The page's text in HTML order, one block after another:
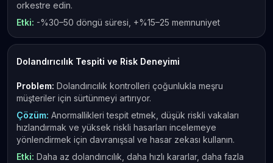
orkestre edin.
Etki: -%30–50 döngü süresi, +%15–25 memnuniyet
Dolandırıcılık Tespiti ve Risk Deneyimi
Problem: Dolandırıcılık kontrolleri çoğunlukla meşru
müşteriler için sürtünmeyi artırıyor.
Çözüm: Anormallikleri tespit etmek, düşük riskli vakaları
hızlandırmak ve yüksek riskli hasarları incelemeye
yönlendirmek için davranışsal ve hasar zekası kullanın.
Etki: Daha az dolandırıcılık, daha hızlı kararlar, daha fazla